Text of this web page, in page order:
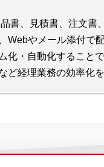
書、見積書、注文
Webやメール添付で
化・自動化すること
ど経理業務の効率化を